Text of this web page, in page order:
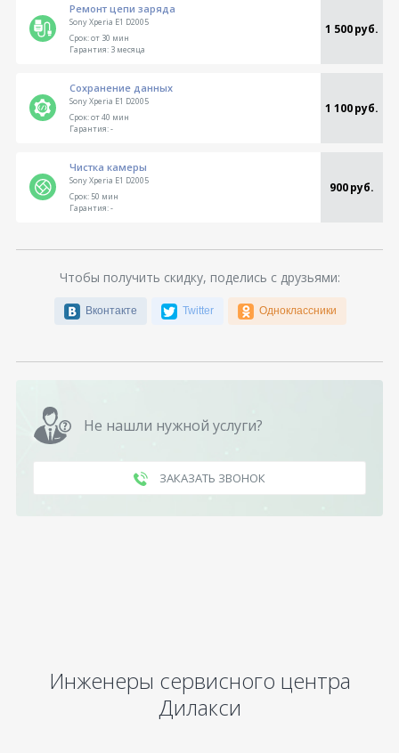
Ремонт цепи заряда
Sony Xperia E1 D2005 1 500 руб.
Срок:от 30 мин
Гарантия:3 месяца
Сохранение данных
Sony Xperia E1 D2005 1 100 руб.
Срок:от 40 мин
Гарантия:-
Чистка камеры
Sony Xperia E1 D2005 900 руб.
Срок:50 мин
Гарантия:-
Чтобы получить скидку, поделись с друзьями:
Вконтакте Twitter Одноклассники
Не нашли нужной услуги?
ЗАКАЗАТЬ ЗВОНОК
Инженеры сервисного центра
Дилакси